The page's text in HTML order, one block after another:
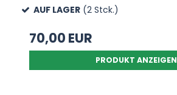
AUF LAGER (2 Stck.)
70,00 EUR
PRODUKT ANZEIGEN